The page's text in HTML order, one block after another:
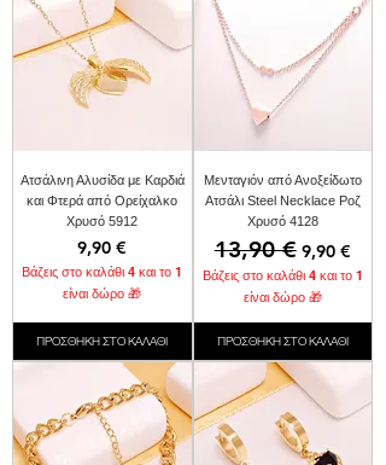
Ατσάλινη Αλυσίδα με Καρδιά
και Φτερά από Ορείχαλκο
Χρυσό 5912
Τιμή
9,90 €
Βάζεις στο καλάθι 4 και το 1
είναι δώρο 🎁
ΠΡΟΣΘΗΚΗ ΣΤΟ ΚΑΛΑΘΙ
Μενταγιόν από Ανοξείδωτο
Ατσάλι Steel Necklace Ροζ
Χρυσό 4128
Κανονική τιμή
13,90 € Τιμή
9,90 €
Βάζεις στο καλάθι 4 και το 1
είναι δώρο 🎁
ΠΡΟΣΘΗΚΗ ΣΤΟ ΚΑΛΑΘΙ